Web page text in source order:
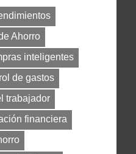
Ahorro
inteligentes
de gastos
trabajador
financiera